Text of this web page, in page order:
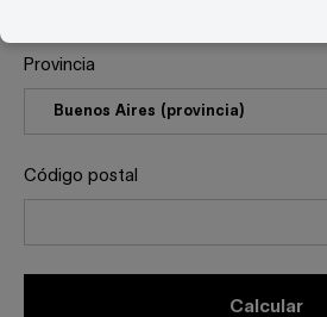
Provincia
Código postal
calcular